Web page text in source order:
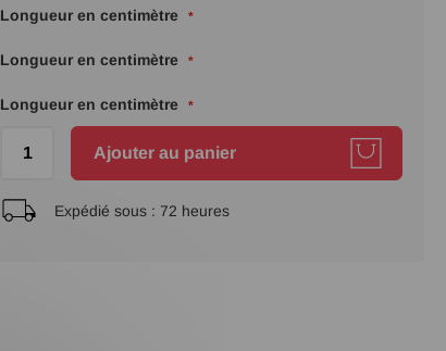
Longueur en centimètre
Longueur en centimètre
Longueur en centimètre
Ajouter au panier
Expédié sous : 72 heures